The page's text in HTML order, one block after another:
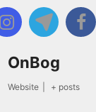
OnBog
Website + posts